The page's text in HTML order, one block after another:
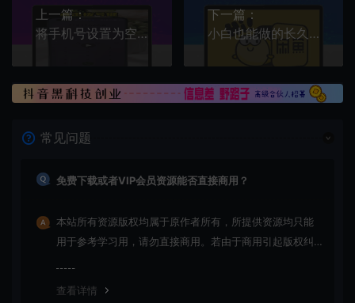
上一篇：
将手机号设置为空号教程 给需要用到的人
下一篇：
小白也能做的长久项目，每月多赚8000
常见问题
免费下载或者VIP会员资源能否直接商用？
本站所有资源版权均属于原作者所有，所提供资源均只能
用于参考学习用，请勿直接商用。若由于商用引起版权纠
查看详情